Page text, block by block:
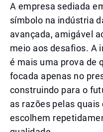
A empresa sediada
símbolo na indústria
avançada, amigável
meio aos desafios. A
é mais uma prova de
focada apenas no
construindo para o
as razões pelas quais
escolhem